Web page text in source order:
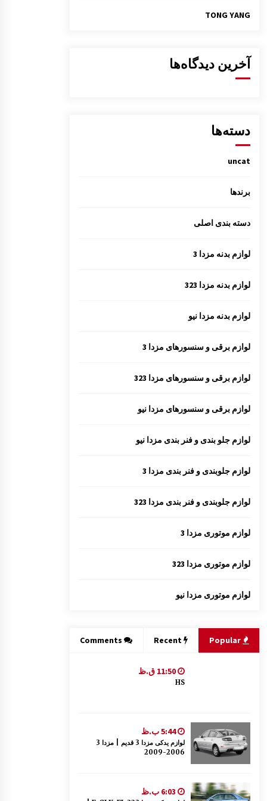
TONG YANG
آخرین دیدگاه‌ها
دسته‌ها
uncat
برندها
دسته بندی اصلی
لوازم بدنه مزدا 3
لوازم بدنه مزدا 323
لوازم بدنه مزدا نیو
لوازم برقی و سنسورهای مزدا 3
لوازم برقی و سنسورهای مزدا 323
لوازم برقی و سنسورهای مزدا نیو
لوازم جلو بندی و فنر بندی مزدا نیو
لوازم جلوبندی و فنر بندی مزدا 3
لوازم جلوبندی و فنر بندی مزدا 323
لوازم موتوری مزدا 3
لوازم موتوری مزدا 323
لوازم موتوری مزدا نیو
Popular
Recent
Comments
HS
5:44 ب.ظ
لوازم یدکی مزدا 3 قدیم | مزدا 3
2006-2009